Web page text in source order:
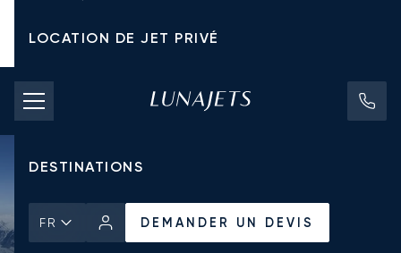
LOCATION DE JET PRIVÉ
TARIFS D'AFFRÈTEMENT
JETS PRIVÉS
DESTINATIONS
FR DEMANDER UN DEVIS